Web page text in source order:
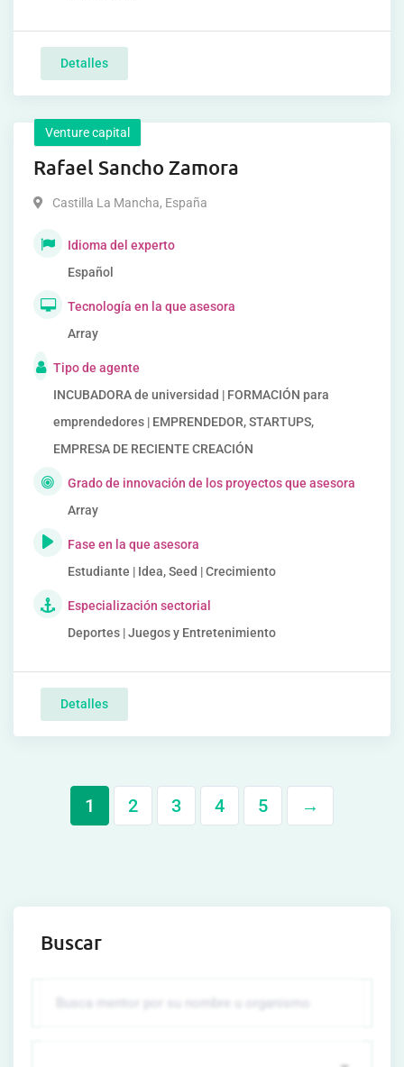
Detalles
Venture capital
Rafael Sancho Zamora
Castilla La Mancha, España
Idioma del experto
Español
Tecnología en la que asesora
Array
Tipo de agente
INCUBADORA de universidad | FORMACIÓN para
emprendedores | EMPRENDEDOR, STARTUPS,
EMPRESA DE RECIENTE CREACIÓN
Grado de innovación de los proyectos que asesora
Array
Fase en la que asesora
Estudiante | Idea, Seed | Crecimiento
Especialización sectorial
Deportes | Juegos y Entretenimiento
Detalles
1 2 3 4 5 →
Buscar